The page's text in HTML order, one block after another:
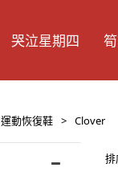
哭泣星期四
運動恢復鞋 > Clover
排